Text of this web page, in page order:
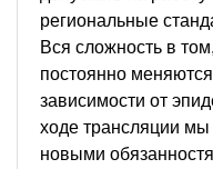
региональные
Вся сложность в
постоянно
зависимости от
ходе трансляции мы
новыми